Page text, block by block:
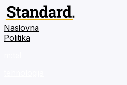
Naslovna
Politika